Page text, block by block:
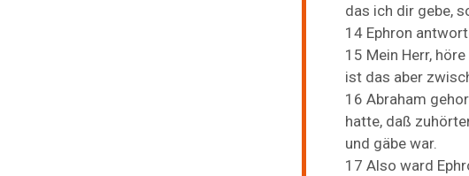
das ich dir gebe,
14 Ephron
15 Mein Herr, höre
ist das aber
16 Abraham
hatte, daß
und gäbe war.
17 Also ward